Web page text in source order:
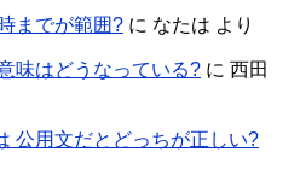
までが範囲? に なたは より
味はどうなっている? に 西田
公用文だとどっちが正しい?